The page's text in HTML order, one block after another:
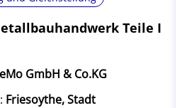
Teile I
GmbH & Co.KG
Friesoythe, Stadt